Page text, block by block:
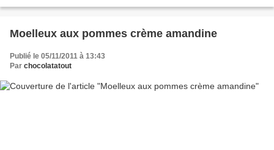
Moelleux aux pommes crème amandine
Publié le 05/11/2011 à 13:43
Par chocolatatout